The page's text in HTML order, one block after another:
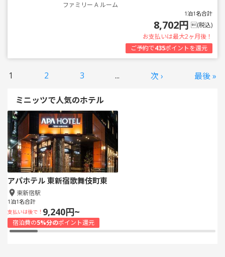
ファミリー A ルーム
1泊1名合計
8,702円 (税込)
お支払いは最大2ヶ月後！
ご予約で435ポイントを還元
1 2 3 ... 次 › 最後 »
ミニッツで人気のホテル
アパホテル 東新宿歌舞伎町東
東新宿駅
1泊1名合計
支払いは後で！ 9,240円~
宿泊費の5%分のポイント還元